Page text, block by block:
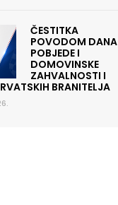
ČESTITKA
POVODOM DANA
POBJEDE I
DOMOVINSKE
ZAHVALNOSTI I
BRANITELJA